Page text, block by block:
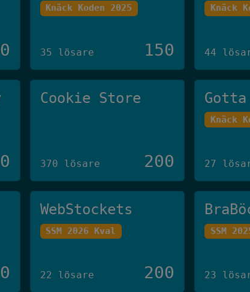
Knäck Koden 2025
35 lösare 150
Knäck
44
Cookie Store
370 lösare 200
Knäck
27
WebStockets
SSM 2026 Kval
22 lösare 200
SSM
23